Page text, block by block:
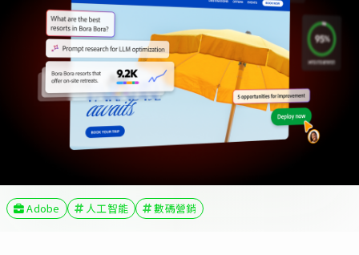
Adobe 人工智能 數碼營銷